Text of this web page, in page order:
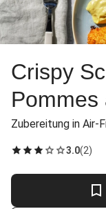
Crispy
Pommes
Zubereitung in Air-
3.0(2)